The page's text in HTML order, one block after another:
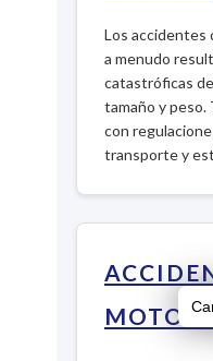
Los accidentes
a menudo
catastróficas
tamaño y peso.
con
transporte y